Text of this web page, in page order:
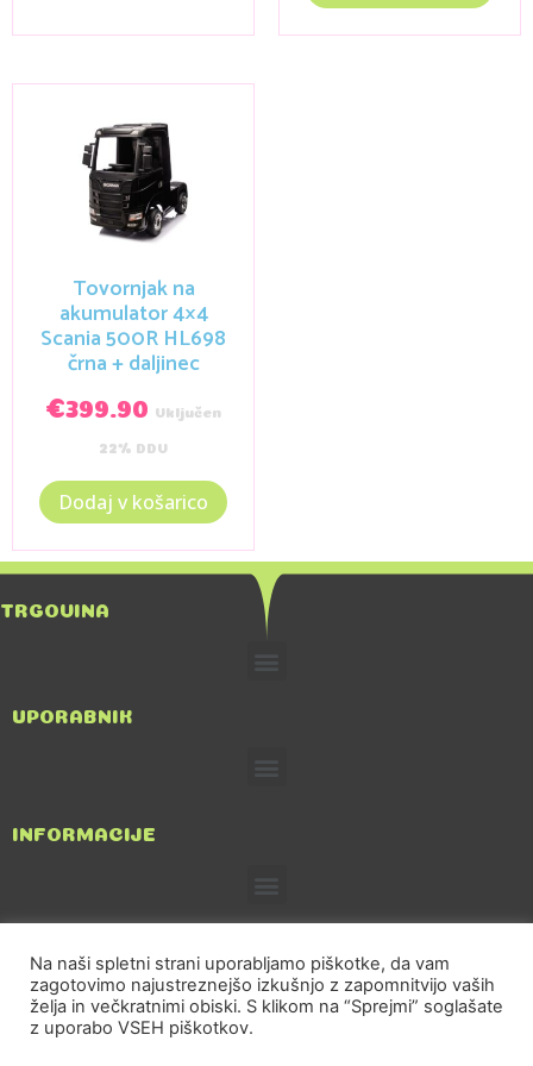
Tovornjak na
akumulator 4×4
Scania 500R HL698
črna + daljinec
€ 399.90 Vključen
22% DDV
Dodaj v košarico
TRGOVINA
UPORABNIK
INFORMACIJE
TRGOVINA IN POSREDNIŠTVO, Tatjana Kričej S.P.
Na naši spletni strani uporabljamo piškotke, da vam
zagotovimo najustreznejšo izkušnjo z zapomnitvijo vaših
želja in večkratnimi obiski. S klikom na “Sprejmi” soglašate
z uporabo VSEH piškotkov.